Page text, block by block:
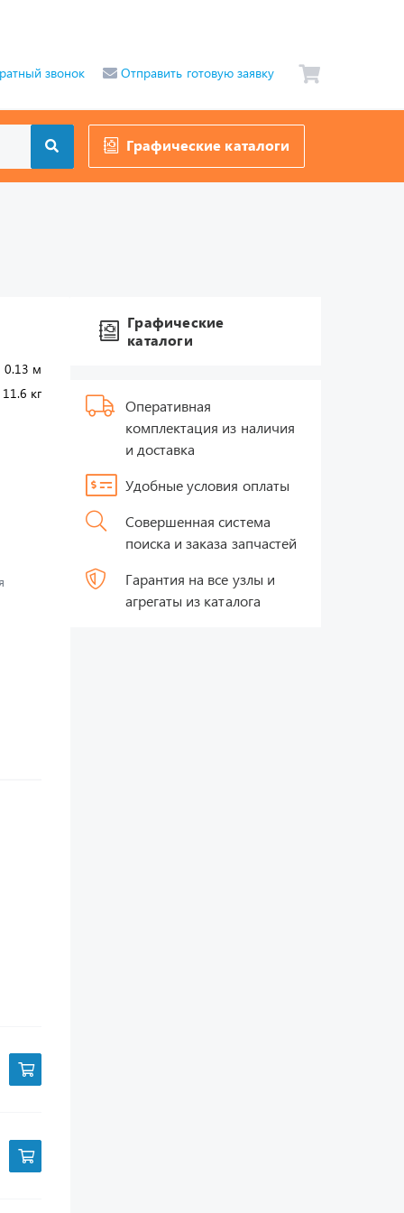
звонок Отправить готовую заявку
Графические каталоги
м
11.6 кг
Графические
каталоги
Оперативная
комплектация из наличия
и доставка
Удобные условия оплаты
Совершенная система
поиска и заказа запчастей
Гарантия на все узлы и
агрегаты из каталога